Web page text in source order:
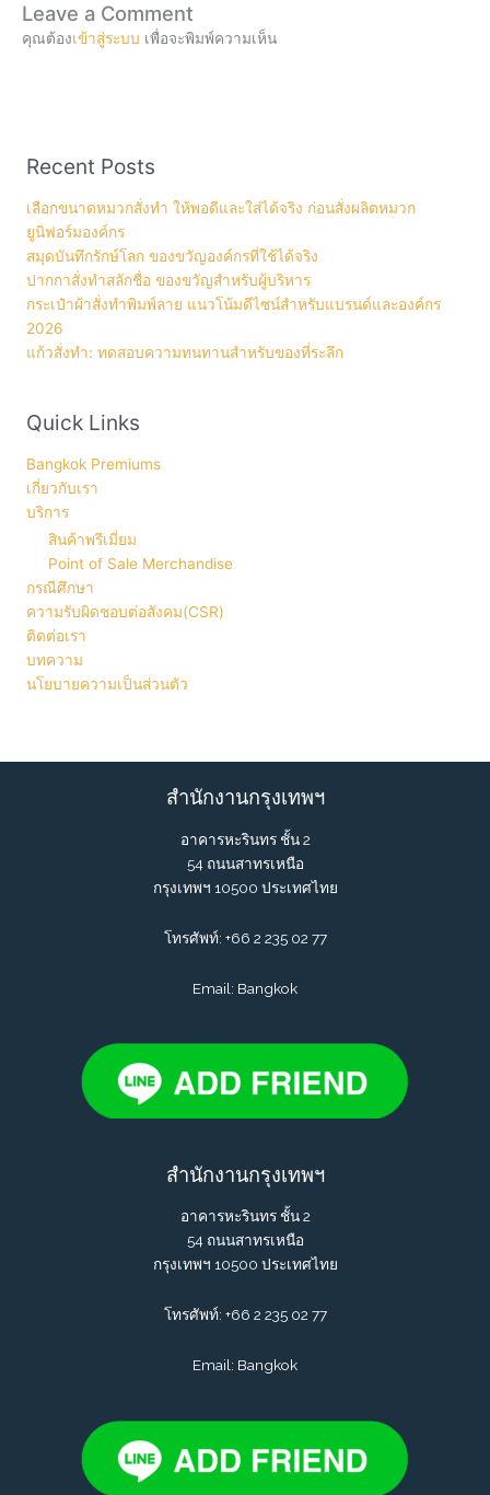
Leave a Comment
คุณต้องเข้าสู่ระบบ เพื่อจะพิมพ์ความเห็น
Recent Posts
เลือกขนาดหมวกสั่งทำ ให้พอดีและใส่ได้จริง ก่อนสั่งผลิตหมวก
ยูนิฟอร์มองค์กร
สมุดบันทึกรักษ์โลก ของขวัญองค์กรที่ใช้ได้จริง
ปากกาสั่งทำสลักชื่อ ของขวัญสำหรับผู้บริหาร
กระเป๋าผ้าสั่งทำพิมพ์ลาย แนวโน้มดีไซน์สำหรับแบรนด์และองค์กร
2026
แก้วสั่งทำ: ทดสอบความทนทานสำหรับของที่ระลึก
Quick Links
Bangkok Premiums
เกี่ยวกับเรา
บริการ
สินค้าพรีเมี่ยม
Point of Sale Merchandise
กรณีศึกษา
ความรับผิดชอบต่อสังคม(CSR)
ติดต่อเรา
บทความ
นโยบายความเป็นส่วนตัว
สำนักงานกรุงเทพฯ
อาคารหะรินทร ชั้น 2
54 ถนนสาทรเหนือ
กรุงเทพฯ 10500 ประเทศไทย
โทรศัพท์: +66 2 235 02 77
Email: Bangkok
สำนักงานกรุงเทพฯ
อาคารหะรินทร ชั้น 2
54 ถนนสาทรเหนือ
กรุงเทพฯ 10500 ประเทศไทย
โทรศัพท์: +66 2 235 02 77
Email: Bangkok